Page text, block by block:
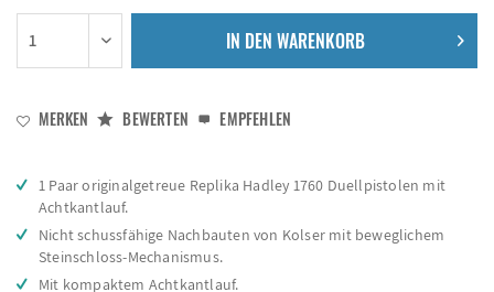
IN DEN WARENKORB
MERKEN BEWERTEN EMPFEHLEN
1 Paar originalgetreue Replika Hadley 1760 Duellpistolen mit
Achtkantlauf.
Nicht schussfähige Nachbauten von Kolser mit beweglichem
Steinschloss-Mechanismus.
Mit kompaktem Achtkantlauf.